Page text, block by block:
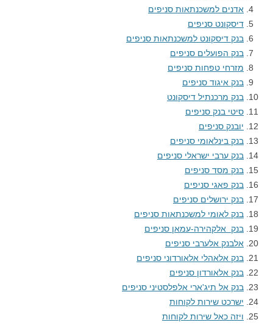
אדנים למשכנתאות סניפים
דיסקונט סניפים
בנק דיסקונט למשכנתאות סניפים
בנק הפועלים סניפים
מזרחי טפחות סניפים
בנק איגוד סניפים
בנק מרכנתיל דיסקונט
סיטי בנק סניפים
יובנק סניפים
בנק בינלאומי סניפים
בנק ערבי ישראלי סניפים
בנק מסד סניפים
בנק פאגי סניפים
בנק ירושלים סניפים
בנק לאומי למשכנתאות סניפים
בנק אלקהירה-עמאן סניפים
אלבנק אלערבי סניפים
בנק אלאהלי אלאורדוני סניפים
בנק אלאורדון סניפים
בנק אל תיג'ארי אלפלסטיני סניפים
ישרכט שירות לקוחות
ויזה כאל שירות לקוחות